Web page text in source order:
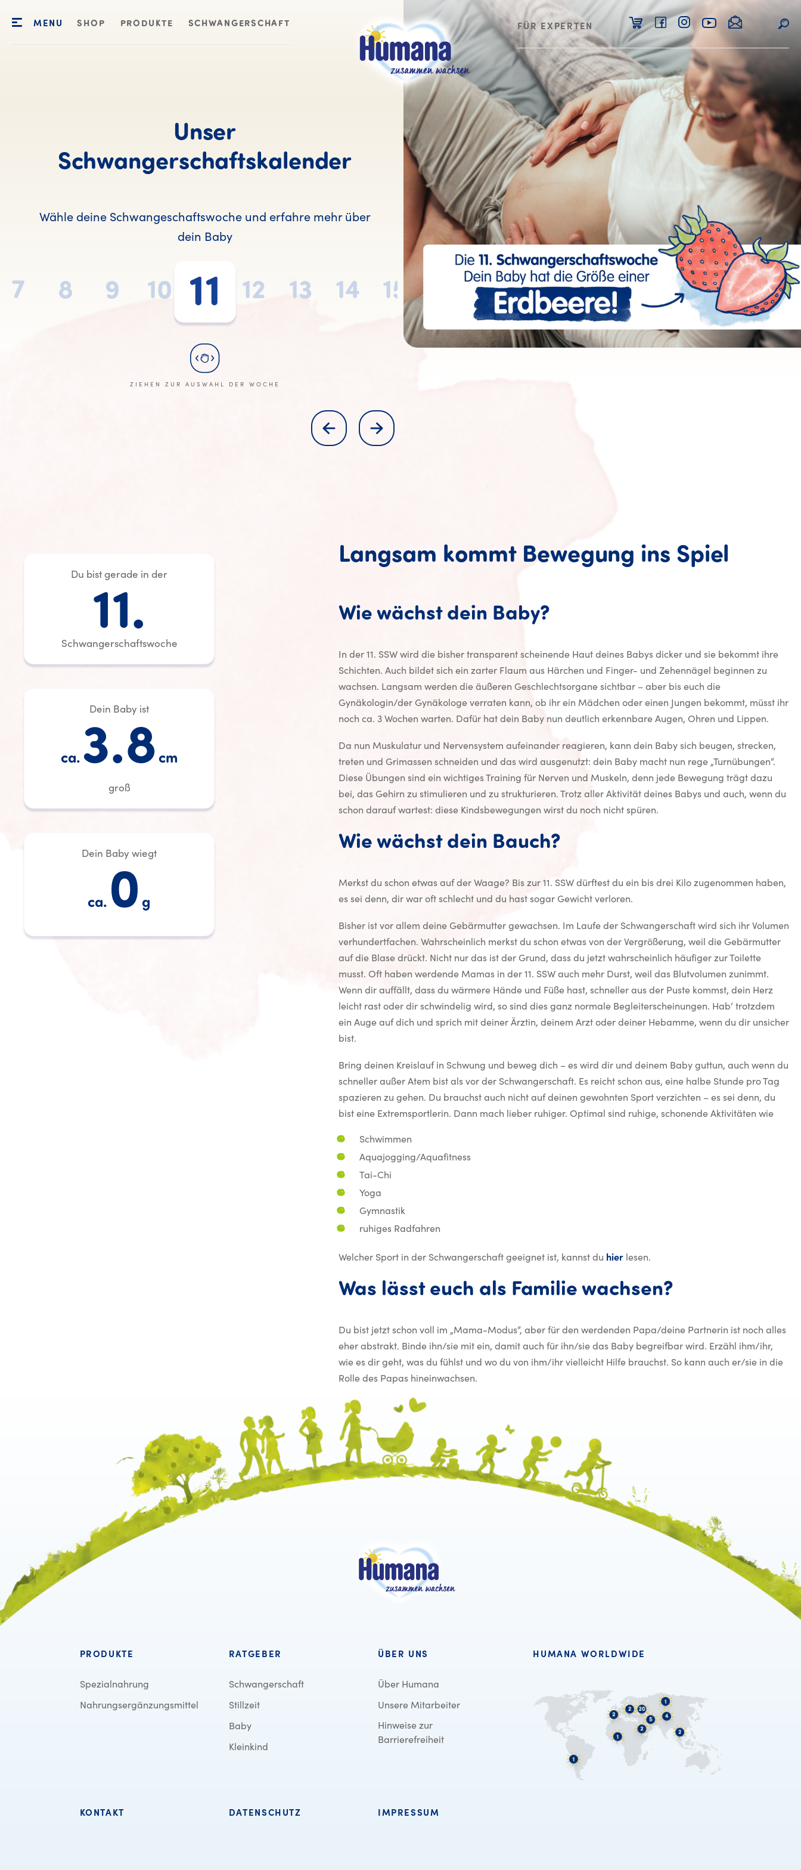
MENU SHOP PRODUKTE SCHWANGERSCHAFT FÜR EXPERTEN
Unser
Schwangerschaftskalender
Wähle deine Schwangeschaftswoche und erfahre mehr über
dein Baby
7 8 9 10 11 12 13 14 15 17 18 19 20 21 22 23
11
ZIEHEN ZUR AUSWAHL DER WOCHE
Du bist gerade in der
11.
Schwangerschaftswoche
Dein Baby ist
ca.
3.8
cm
groß
Dein Baby wiegt
ca.
0
g
Langsam kommt Bewegung ins Spiel
Wie wächst dein Baby?
In der 11. SSW wird die bisher transparent scheinende Haut deines Babys dicker und sie bekommt ihre
Schichten. Auch bildet sich ein zarter Flaum aus Härchen und Finger- und Zehennägel beginnen zu
wachsen. Langsam werden die äußeren Geschlechtsorgane sichtbar – aber bis euch die
Gynäkologin/der Gynäkologe verraten kann, ob ihr ein Mädchen oder einen Jungen bekommt, müsst ihr
noch ca. 3 Wochen warten. Dafür hat dein Baby nun deutlich erkennbare Augen, Ohren und Lippen.
Da nun Muskulatur und Nervensystem aufeinander reagieren, kann dein Baby sich beugen, strecken,
treten und Grimassen schneiden und das wird ausgenutzt: dein Baby macht nun rege „Turnübungen“.
Diese Übungen sind ein wichtiges Training für Nerven und Muskeln, denn jede Bewegung trägt dazu
bei, das Gehirn zu stimulieren und zu strukturieren. Trotz aller Aktivität deines Babys und auch, wenn du
schon darauf wartest: diese Kindsbewegungen wirst du noch nicht spüren.
Wie wächst dein Bauch?
Merkst du schon etwas auf der Waage? Bis zur 11. SSW dürftest du ein bis drei Kilo zugenommen haben,
es sei denn, dir war oft schlecht und du hast sogar Gewicht verloren.
Bisher ist vor allem deine Gebärmutter gewachsen. Im Laufe der Schwangerschaft wird sich ihr Volumen
verhundertfachen. Wahrscheinlich merkst du schon etwas von der Vergrößerung, weil die Gebärmutter
auf die Blase drückt. Nicht nur das ist der Grund, dass du jetzt wahrscheinlich häufiger zur Toilette
musst. Oft haben werdende Mamas in der 11. SSW auch mehr Durst, weil das Blutvolumen zunimmt.
Wenn dir auffällt, dass du wärmere Hände und Füße hast, schneller aus der Puste kommst, dein Herz
leicht rast oder dir schwindelig wird, so sind dies ganz normale Begleiterscheinungen. Hab‘ trotzdem
ein Auge auf dich und sprich mit deiner Ärztin, deinem Arzt oder deiner Hebamme, wenn du dir unsicher
bist.
Bring deinen Kreislauf in Schwung und beweg dich – es wird dir und deinem Baby guttun, auch wenn du
schneller außer Atem bist als vor der Schwangerschaft. Es reicht schon aus, eine halbe Stunde pro Tag
spazieren zu gehen. Du brauchst auch nicht auf deinen gewohnten Sport verzichten – es sei denn, du
bist eine Extremsportlerin. Dann mach lieber ruhiger. Optimal sind ruhige, schonende Aktivitäten wie
Schwimmen
Aquajogging/Aquafitness
Tai-Chi
Yoga
Gymnastik
ruhiges Radfahren
Welcher Sport in der Schwangerschaft geeignet ist, kannst du hierlesen.
Was lässt euch als Familie wachsen?
Du bist jetzt schon voll im „Mama-Modus“, aber für den werdenden Papa/deine Partnerin ist noch alles
eher abstrakt. Binde ihn/sie mit ein, damit auch für ihn/sie das Baby begreifbar wird. Erzähl ihm/ihr,
wie es dir geht, was du fühlst und wo du von ihm/ihr vielleicht Hilfe brauchst. So kann auch er/sie in die
Rolle des Papas hineinwachsen.
PRODUKTE
Spezialnahrung
Nahrungsergänzungsmittel
RATGEBER
Schwangerschaft
Stillzeit
Baby
Kleinkind
ÜBER UNS
Über Humana
Unsere Mitarbeiter
Hinweise zur
Barrierefreiheit
KONTAKT DATENSCHUTZ IMPRESSUM
HUMANA WORLDWIDE